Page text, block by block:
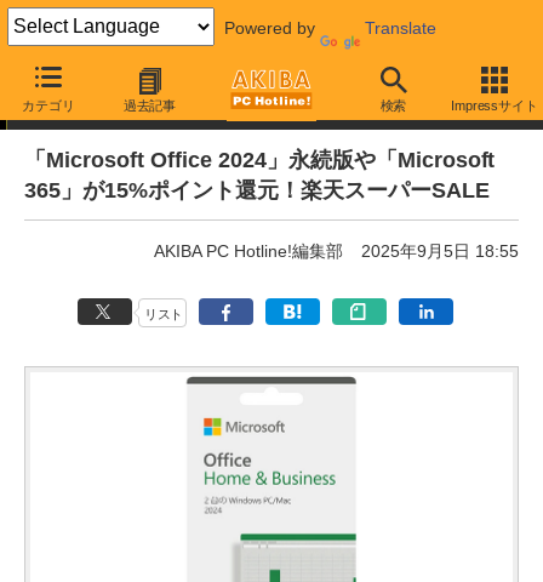
Powered by Translate
カテゴリ 過去記事 検索 Impressサイト
通販セール
「Microsoft Office 2024」永続版や「Microsoft
365」が15%ポイント還元！楽天スーパーSALE
AKIBA PC Hotline!編集部 2025年9月5日 18:55
リスト